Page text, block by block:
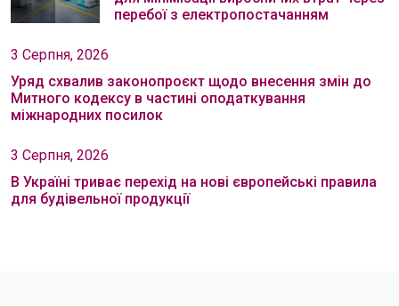
перебої з електропостачанням
3 Серпня, 2026
Уряд схвалив законопроєкт щодо внесення змін до
Митного кодексу в частині оподаткування
міжнародних посилок
3 Серпня, 2026
В Україні триває перехід на нові європейські правила
для будівельної продукції